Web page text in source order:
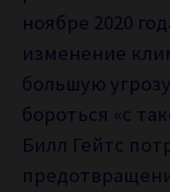
ноябре 2020
изменение
большую
бороться «с
Билл Гейтс